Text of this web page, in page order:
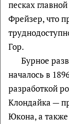
песках
Фрейзер, что
Гор.
Бурное
началось в
разработкой
Клондайка —
Юкона, а